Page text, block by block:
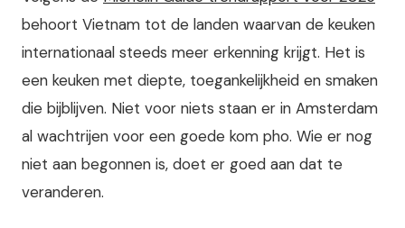
behoort Vietnam tot de landen waarvan de keuken
internationaal steeds meer erkenning krijgt. Het is
een keuken met diepte, toegankelijkheid en smaken
die bijblijven. Niet voor niets staan er in Amsterdam
al wachtrijen voor een goede kom pho. Wie er nog
niet aan begonnen is, doet er goed aan dat te
veranderen.